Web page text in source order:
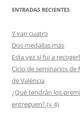
ENTRADAS RECIENTES
Y van cuatro
Dos medallas más
Esta vez sí fui a
Ciclo de seminarios de
de València
¿Qué tendrán los
entreguen? (y 4)